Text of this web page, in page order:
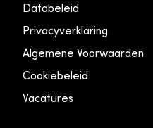
Databeleid
Privacyverklaring
Algemene Voorwaarden
Cookiebeleid
Vacatures